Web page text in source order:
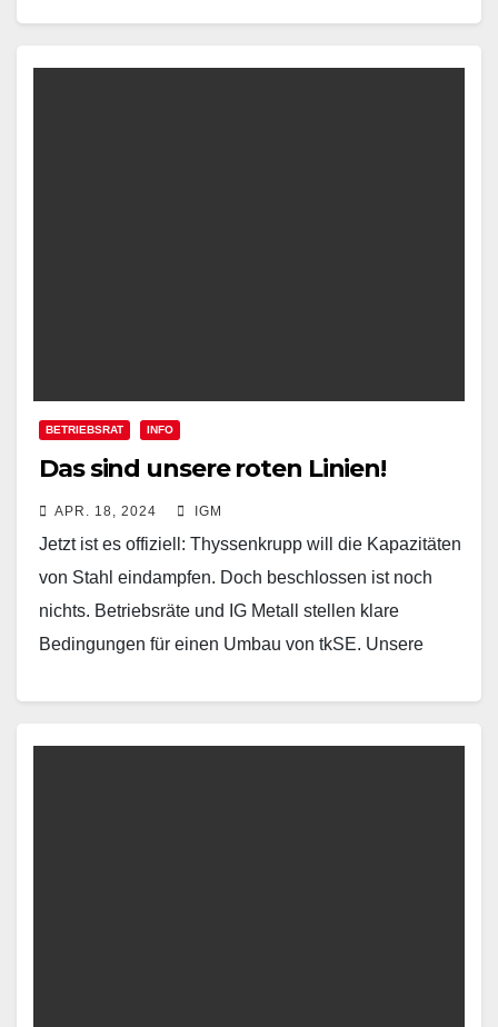
BETRIEBSRAT INFO
Das sind unsere roten Linien!
APR. 18, 2024 IGM
Jetzt ist es offiziell: Thyssenkrupp will die Kapazitäten
von Stahl eindampfen. Doch beschlossen ist noch
nichts. Betriebsräte und IG Metall stellen klare
Bedingungen für einen Umbau von tkSE. Unsere